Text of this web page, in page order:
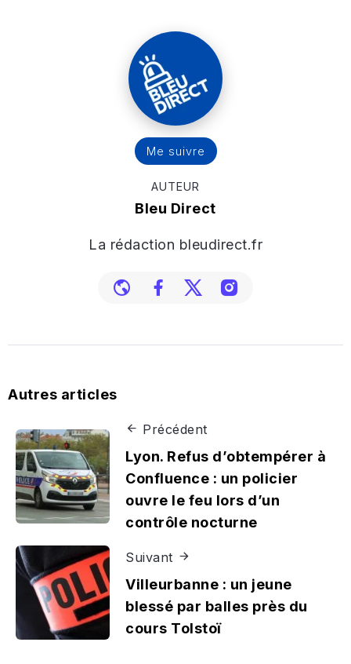
Me suivre
AUTEUR
Bleu Direct
La rédaction bleudirect.fr
Autres articles
Précédent
Lyon. Refus d’obtempérer à
Confluence : un policier
ouvre le feu lors d’un
contrôle nocturne
Suivant
Villeurbanne : un jeune
blessé par balles près du
cours Tolstoï